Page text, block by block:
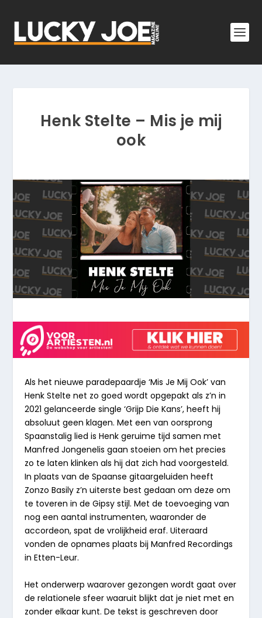
Henk Stelte – Mis je mij
ook
Als het nieuwe paradepaardje ‘Mis Je Mij Ook’ van
Henk Stelte net zo goed wordt opgepakt als z’n in
2021 gelanceerde single ‘Grijp Die Kans’, heeft hij
absoluut geen klagen. Met een van oorsprong
Spaanstalig lied is Henk geruime tijd samen met
Manfred Jongenelis gaan stoeien om het precies
zo te laten klinken als hij dat zich had voorgesteld.
In plaats van de Spaanse gitaargeluiden heeft
Zonzo Basily z’n uiterste best gedaan om deze om
te toveren in de Gipsy stijl. Met de toevoeging van
nog een aantal instrumenten, waaronder de
accordeon, spat de vrolijkheid eraf. Uiteraard
vonden de opnames plaats bij Manfred Recordings
in Etten-Leur.
Het onderwerp waarover gezongen wordt gaat over
de relationele sfeer waaruit blijkt dat je niet met en
zonder elkaar kunt. De tekst is geschreven door